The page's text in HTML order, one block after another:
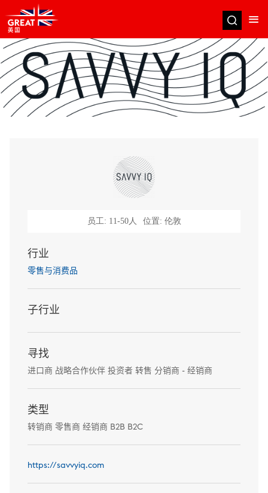
转
到
主
要
内
容
员工: 11-50人 位置: 伦敦
行业
零售与消费品
子行业
寻找
进口商 战略合作伙伴 投资者 转售 分销商 - 经销商
类型
转销商 零售商 经销商 B2B B2C
https://savvyiq.com